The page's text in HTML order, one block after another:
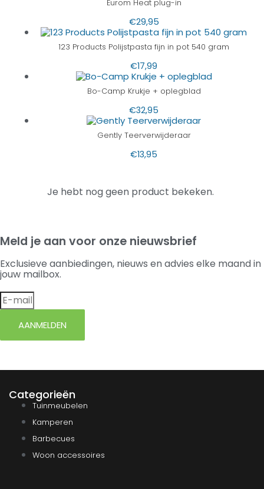
Eurom Heat plug-in
€29,95
123 Products Polijstpasta fijn in pot 540 gram
€17,99
Bo-Camp Krukje + oplegblad
€32,95
Gently Teerverwijderaar
€13,95
Je hebt nog geen product bekeken.
Meld je aan voor onze nieuwsbrief
Exclusieve aanbiedingen, nieuws en advies elke maand in
jouw mailbox.
AANMELDEN
Categorieën
Tuinmeubelen
Kamperen
Barbecues
Woon accessoires